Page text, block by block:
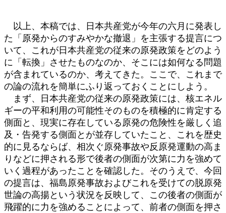
以上、本稿では、日本共産党が今年の六月に発表し
た「原発からのすみやかな撤退」を主張する提言につ
いて、これが日本共産党の従来の原発政策をどのよう
に「転換」させたものなのか、そこには如何なる問題
が含まれているのか、考えてきた。ここで、これまで
の論の流れを簡単にふり返っておくことにしよう。
まず、日本共産党の従来の原発政策には、核エネル
ギーの平和利用の可能性そのものを積極的に肯定する
側面と、現実に存在している原発の危険性を厳しく追
及・告発する側面とが並存していたこと、これを歴史
的に見るならば、相次ぐ原発事故や反原発運動の高ま
りなどに押される形で後者の側面が次第に力を強めて
いく過程があったことを確認した。そのうえで、今回
の提言は、福島原発事故およびこれを受けての脱原発
世論の高揚という状況を反映して、この後者の側面が
飛躍的に力を強めることによって、前者の側面を押さ